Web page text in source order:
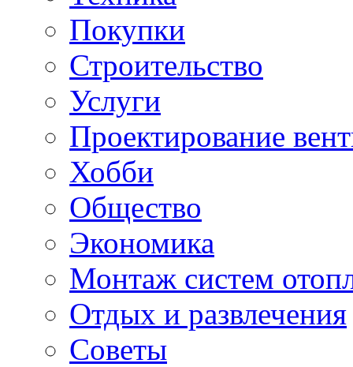
Покупки
Строительство
Услуги
Проектирование
Хобби
Общество
Экономика
Монтаж систем
Отдых и развлечения
Советы